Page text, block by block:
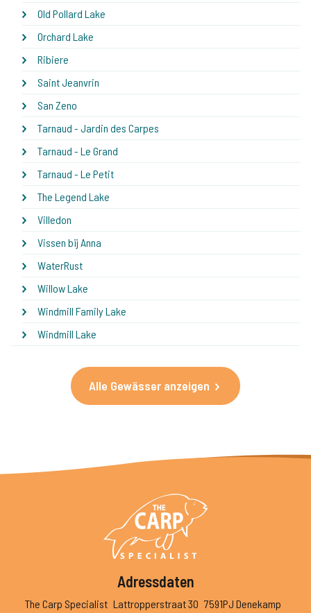
Old Pollard Lake
Orchard Lake
Ribiere
Saint Jeanvrin
San Zeno
Tarnaud - Jardin des Carpes
Tarnaud - Le Grand
Tarnaud - Le Petit
The Legend Lake
Villedon
Vissen bij Anna
WaterRust
Willow Lake
Windmill Family Lake
Windmill Lake
Alle Gewässer anzeigen
Adressdaten
The Carp Specialist Lattropperstraat 30 7591PJ Denekamp